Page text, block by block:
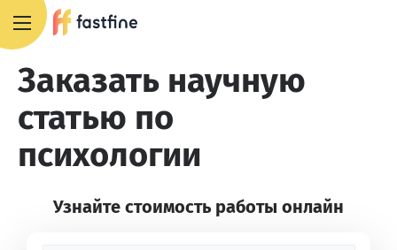
Заказать научную
статью по
психологии
Узнайте стоимость работы онлайн